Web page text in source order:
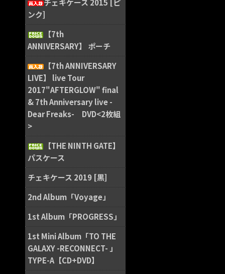
チェキケース 2015 [ピ
ンク]
【7th
ANNIVERSARY】 ポーチ
【7th ANNIVERSARY
LIVE】 live Tour
2017"AFTERGLOW" final
& 7th Anniversary live -
Dear Freaks- DVD<2枚組
>
【THE NINTH GATE】
パスケース
チェキケース 2019 [黒]
2nd Album「Voyage」
1st Album「PROGRESS」
1st Mini Album「TO THE
GALAXY -RECONNECT- 」
TYPE-A【CD+DVD】